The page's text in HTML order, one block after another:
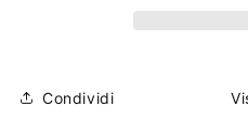
Condividi